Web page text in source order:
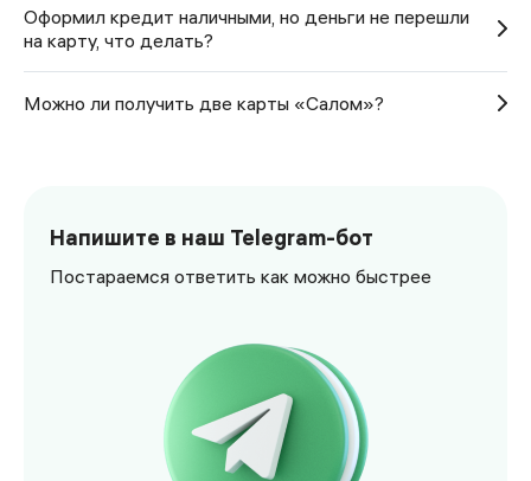
Оформил кредит наличными, но деньги не перешли
на карту, что делать?
Можно ли получить две карты «Салом»?
Напишите в наш Telegram-бот
Постараемся ответить как можно быстрее